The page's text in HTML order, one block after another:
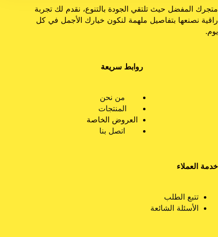
متجرك المفضل حيث تلتقي الجودة بالتنوع، نقدم لك تجربة
راقية نصنعها بتفاصيل ملهمة لنكون خيارك الأجمل في كل
يوم.
روابط سريعة
من نحن
المنتجات
العروض الخاصة
اتصل بنا
خدمة العملاء
تتبع الطلب
الأسئلة الشائعة